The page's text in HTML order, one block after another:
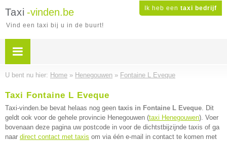
Ik heb een taxi bedrijf
Taxi -vinden.be
Vind een taxi bij u in de buurt!
U bent nu hier: Home » Henegouwen » Fontaine L Eveque
Taxi Fontaine L Eveque
Taxi-vinden.be bevat helaas nog geen taxis in Fontaine L Eveque. Dit
geldt ook voor de gehele provincie Henegouwen (taxi Henegouwen). Voer
bovenaan deze pagina uw postcode in voor de dichtstbijzijnde taxis of ga
naar direct contact met taxis om via één e-mail in contact te komen met